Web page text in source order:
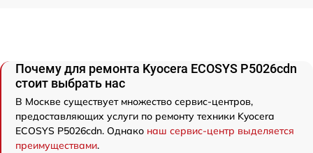
Почему для ремонта Kyocera ECOSYS P5026cdn
стоит выбрать нас
В Москве существует множество сервис-центров,
предоставляющих услуги по ремонту техники Kyocera
ECOSYS P5026cdn. Однако наш сервис-центр выделяется
преимуществами.